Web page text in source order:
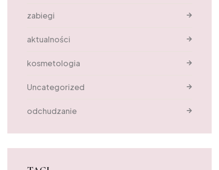
zabiegi
aktualności
kosmetologia
Uncategorized
odchudzanie